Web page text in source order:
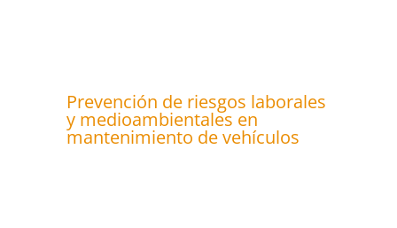
Prevención de riesgos laborales
y medioambientales en
mantenimiento de vehículos